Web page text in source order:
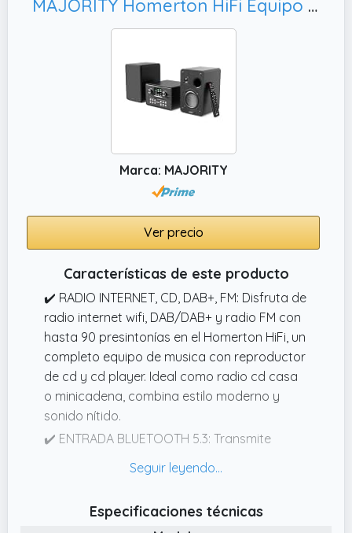
MAJORITY Homerton HiFi Equipo de Música | Reproductor de CD, Spotify Connect y Control por App OKTIV
Marca: MAJORITY
Ver precio
Características de este producto
✔️ RADIO INTERNET, CD, DAB+, FM: Disfruta de
radio internet wifi, DAB/DAB+ y radio FM con
hasta 90 presintonías en el Homerton HiFi, un
completo equipo de musica con reproductor
de cd y cd player. Ideal como radio cd casa
o minicadena, combina estilo moderno y
sonido nítido.
✔️ ENTRADA BLUETOOTH 5.3: Transmite
controla tu equipo de sonido mediante la
cadena de musica con cd ofrece conexión
Especificaciones técnicas